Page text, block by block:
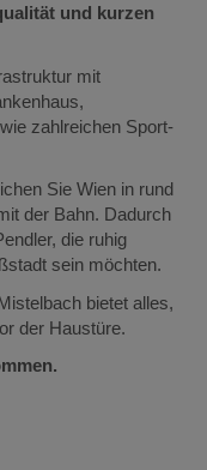
und kurzen
mit
zahlreichen Sport-
Sie Wien in rund
der Bahn. Dadurch
die ruhig
sein möchten.
bietet alles,
der Haustüre.